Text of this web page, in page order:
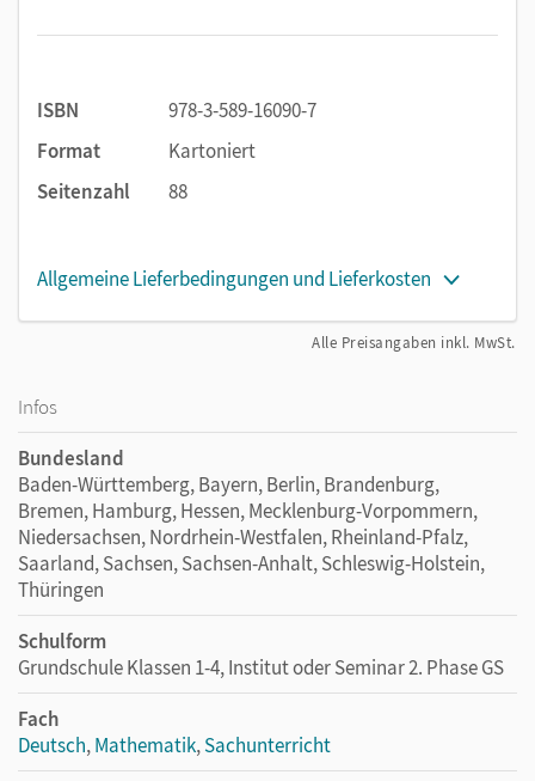
ISBN
978-3-589-16090-7
Format
Kartoniert
Seitenzahl
88
Allgemeine Lieferbedingungen und Lieferkosten
Alle Preisangaben inkl. MwSt.
Infos
Bundesland
Baden-Württemberg, Bayern, Berlin, Brandenburg,
Bremen, Hamburg, Hessen, Mecklenburg-Vorpommern,
Niedersachsen, Nordrhein-Westfalen, Rheinland-Pfalz,
Saarland, Sachsen, Sachsen-Anhalt, Schleswig-Holstein,
Thüringen
Schulform
Grundschule Klassen 1-4, Institut oder Seminar 2. Phase GS
Fach
Deutsch,Mathematik,Sachunterricht